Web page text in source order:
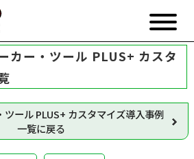
カー・ツール PLUS+ カスタ
ツール PLUS+ カスタマイズ導入事例
一覧に戻る